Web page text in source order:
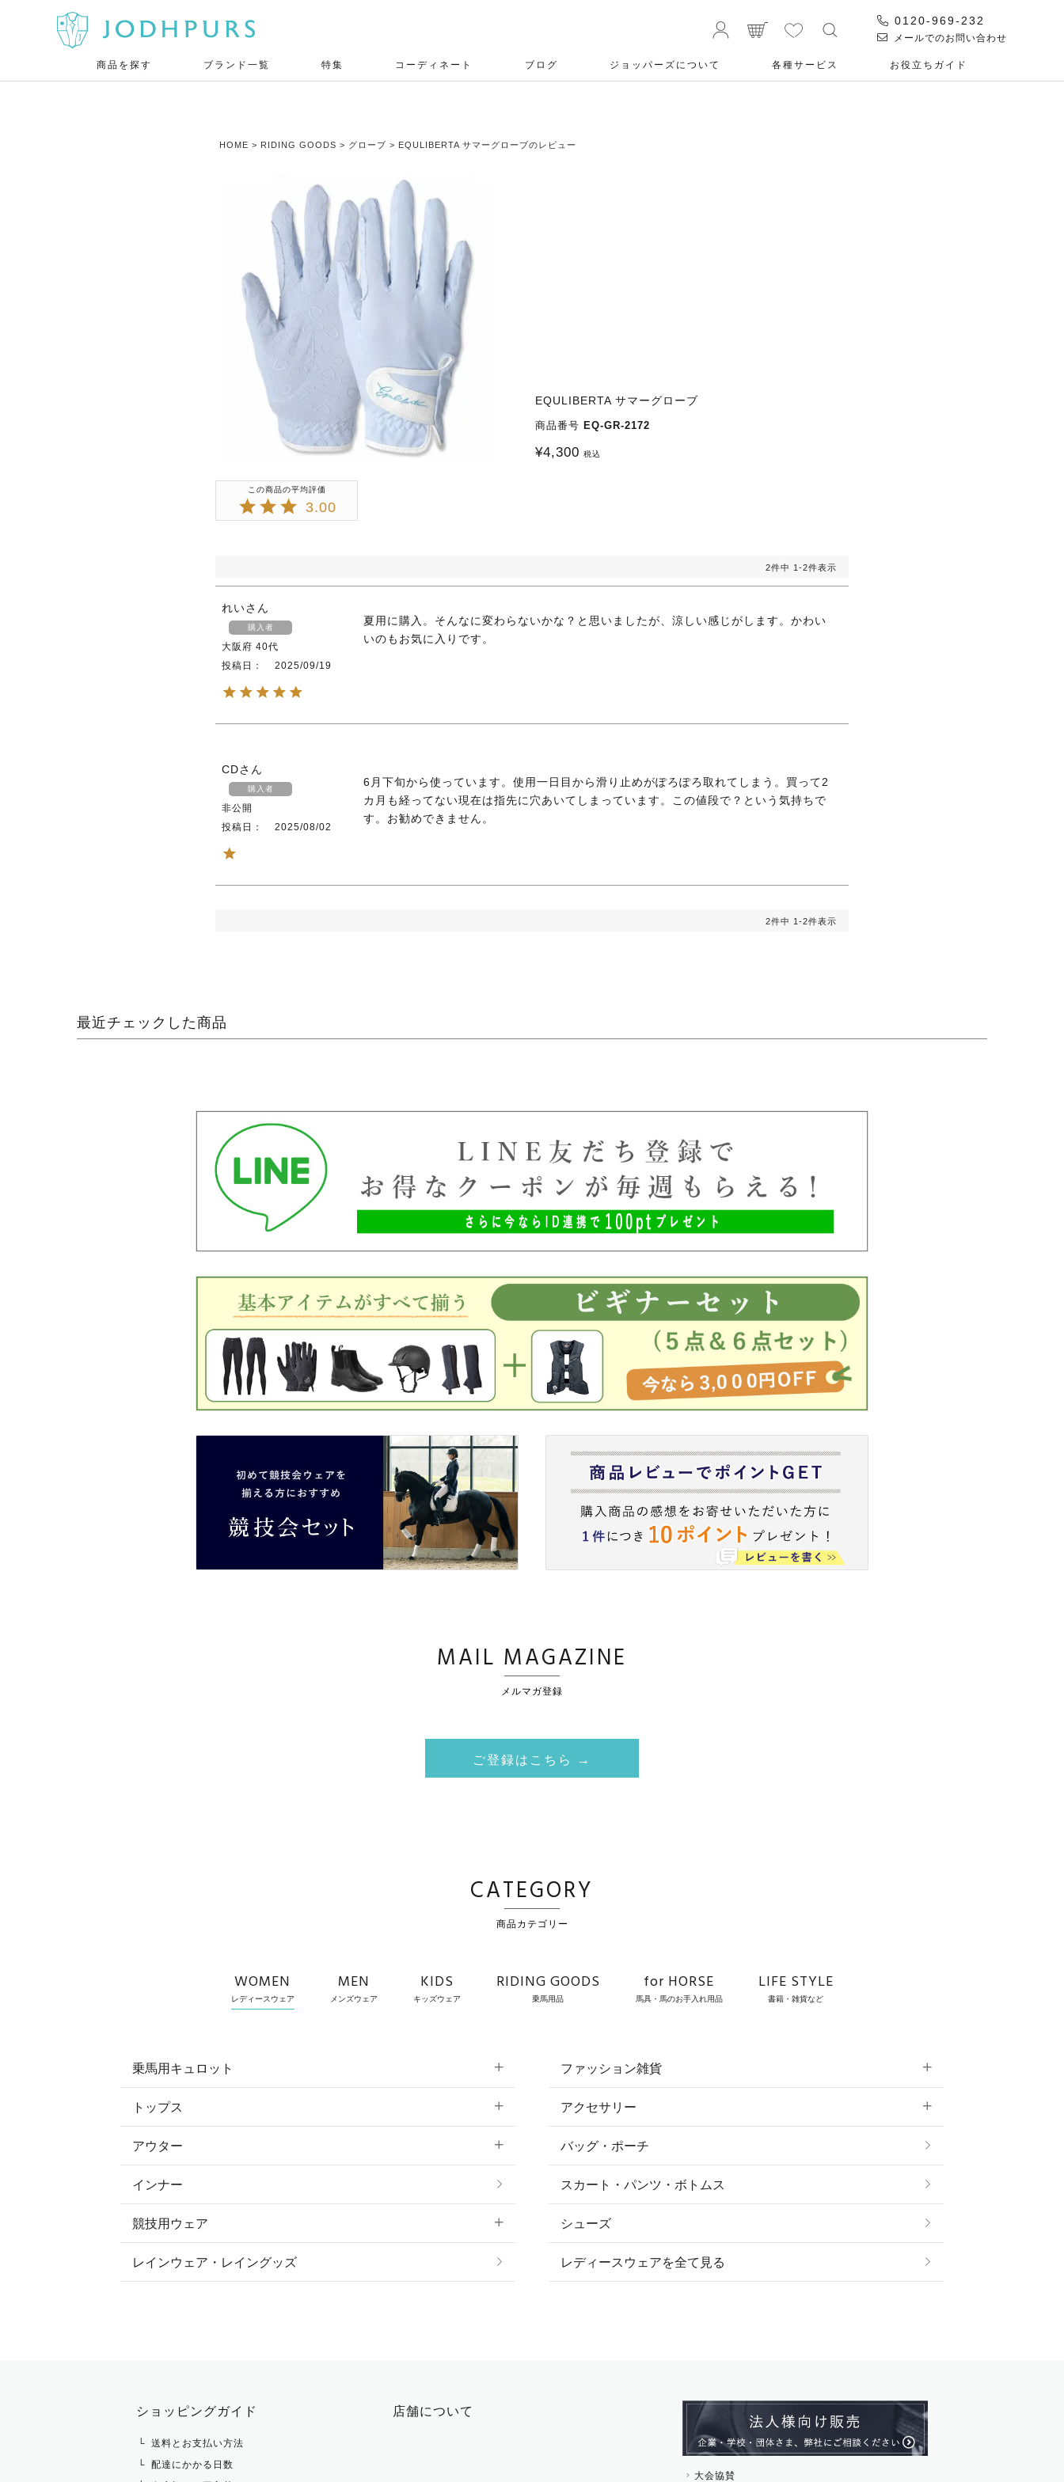
0120-969-232
メールでのお問い合わせ
商品を探す ブランド一覧 特集 コーディネート ブログ ジョッパーズについて 各種サービス お役⽴ちガイド
HOME RIDING GOODS グローブ EQULIBERTA サマーグローブのレビュー
EQULIBERTA サマーグローブ
商品番号 EQ-GR-2172
¥4,300 税込
3.00
2件中 1 -2件表示
れい
購入者
大阪府 40代
投稿日
2025/09/19
夏用に購入。そんなに変わらないかな？と思いましたが、涼しい感じがします。かわい
いのもお気に入りです。
CD
購入者
非公開
投稿日
2025/08/02
6月下旬から使っています。使用一日目から滑り止めがぽろぽろ取れてしまう。買って2
カ月も経ってない現在は指先に穴あいてしまっています。この値段で？という気持ちで
す。お勧めできません。
2件中 1 -2件表示
最近チェックした商品
MAIL MAGAZINE
メルマガ登録
ご登録はこちら →
CATEGORY
商品カテゴリー
WOMEN
レディースウェア
MEN
メンズウェア
KIDS
キッズウェア
RIDING GOODS
乗馬用品
for HORSE
馬具・馬のお手入れ用品
LIFE STYLE
書籍・雑貨など
乗馬用キュロット
すべてのキュロット
フルグリップ・尻革 キュロット
ニーグリップ・膝革 キュロット
トップス
すべてのトップス
ポロシャツ
カットソー・Tシャツ・タンクトップ
その他 トップス
アウター
すべてのアウター
コート
ジャケット・ブルゾン
インナー
競技用ウェア
すべての競技用ウェア
レインウェア・レイングッズ
ファッション雑貨
すべてのファッション雑貨
ソックス
ベルト
キーホルダー・チャーム・ストラップ
その他 ファッション雑貨
アクセサリー
すべてのアクセサリー
リング
ピアス・イヤリング
その他 アクセサリー
バッグ・ポーチ
スカート・パンツ・ボトムス
シューズ
レディースウェアを全て見る
ショッピングガイド
送料とお支払い方法
配達にかかる日数
店舗について
大会協賛